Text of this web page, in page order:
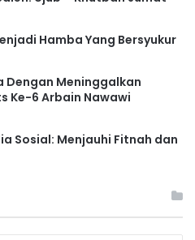
Hamba Yang Bersyukur
Dengan Meninggalkan
Ke-6 Arbain Nawawi
Sosial: Menjauhi Fitnah dan